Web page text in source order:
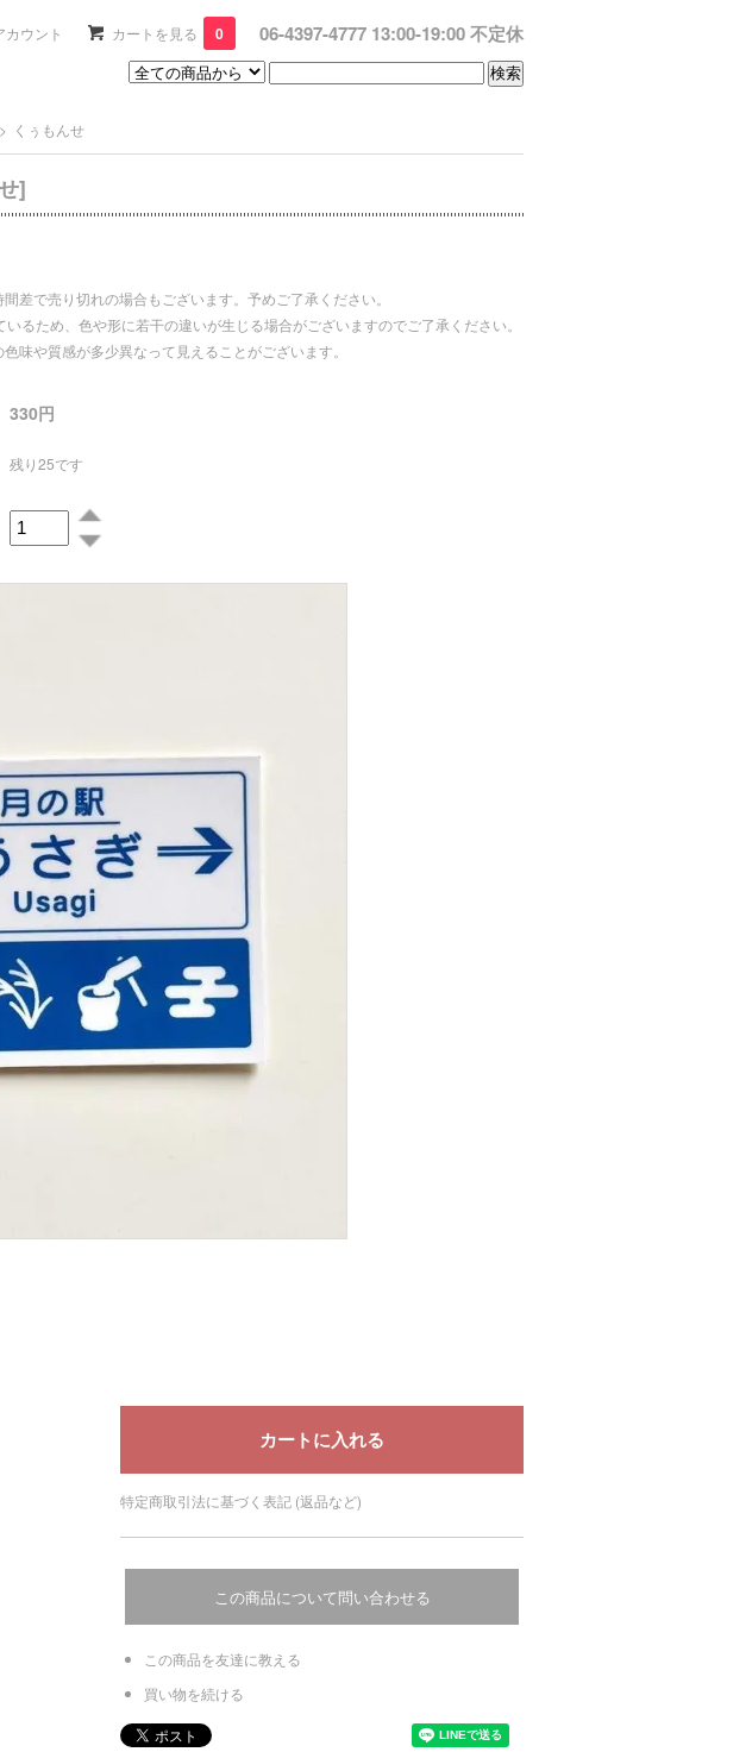
カウント カートを見る 0 06-4397-4777 13:00-19:00 不定休
> くぅもんせ
]
差で売り切れの場合もございます。予めご了承ください。
るため、色や形に若干の違いが生じる場合がございますのでご了承ください。
味や質感が多少異なって見えることがございます。
330円
残り25です
特定商取引法に基づく表記 (返品など)
この商品について問い合わせる
この商品を友達に教える
買い物を続ける